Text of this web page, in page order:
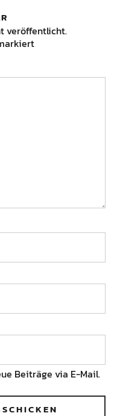
veröffentlicht.
Beiträge via E-Mail.